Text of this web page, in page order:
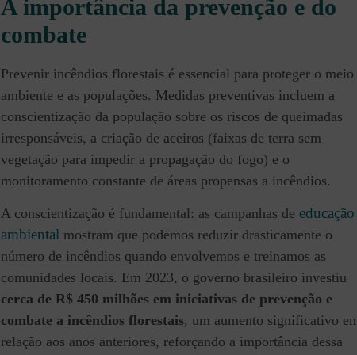
A importância da prevenção e do
combate
Prevenir incêndios florestais é essencial para proteger o meio
ambiente e as populações. Medidas preventivas incluem a
conscientização da população sobre os riscos de queimadas
irresponsáveis, a criação de aceiros (faixas de terra sem
vegetação para impedir a propagação do fogo) e o
monitoramento constante de áreas propensas a incêndios.
A conscientização é fundamental: as campanhas de educação
ambiental mostram que podemos reduzir drasticamente o
número de incêndios quando envolvemos e treinamos as
comunidades locais. Em 2023, o governo brasileiro investiu
cerca de R$ 450 milhões em iniciativas de prevenção e
combate a incêndios florestais, um aumento significativo
relação aos anos anteriores, reforçando a importância dessa